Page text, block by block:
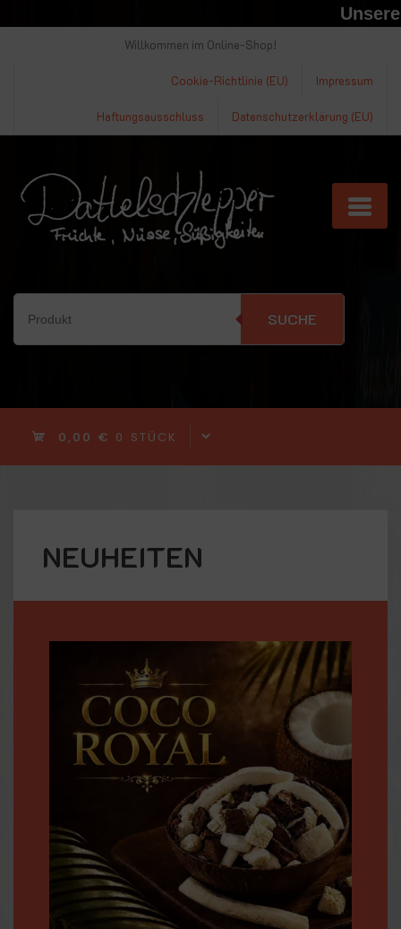
Willkommen im Online-Shop!
Impressum
Cookie-Richtlinie (EU)
Datenschutzerklärung (EU)
Haftungsausschluss
SUCHE
0,00 € 0 STÜCK
NEUHEITEN